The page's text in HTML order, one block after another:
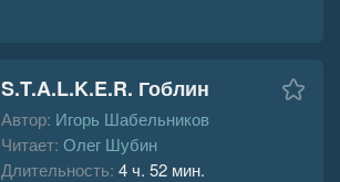
S.T.A.L.K.E.R. Гоблин
Автор: Игорь Шабельников
Читает: Олег Шубин
Длительность: 4 ч. 52 мин.